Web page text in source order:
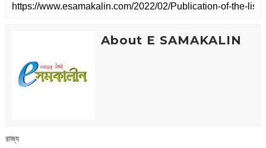
About E SAMAKALIN
রাজ্য